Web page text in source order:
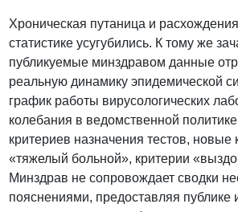
Хроническая путаница и
статистике усугубились. К тому же
публикуемые минздравом данные
реальную динамику эпидемической
график работы вирусологических
колебания в ведомственной
критериев назначения тестов, новые
«тяжелый больной», критерии
Минздрав не сопровождает сводки
пояснениями, предоставляя публике